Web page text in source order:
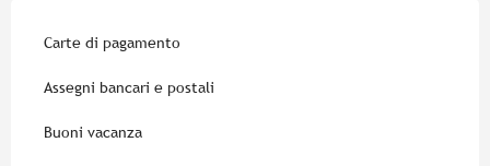
Carte di pagamento
Assegni bancari e postali
Buoni vacanza